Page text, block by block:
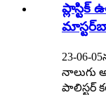
ప్లాస్టిక్
23-06-
నాలుగు
పాలిస్టర్